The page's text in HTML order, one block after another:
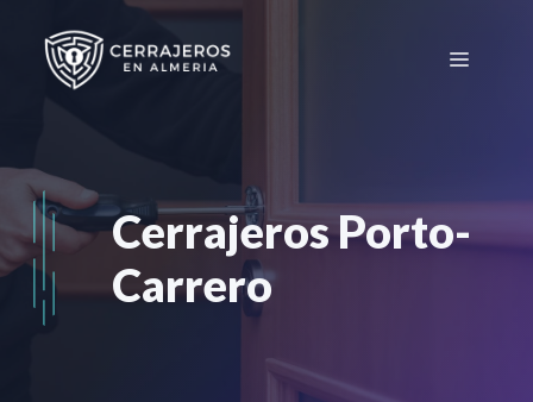
contenido
Menú
Cerrajeros Porto-
Carrero